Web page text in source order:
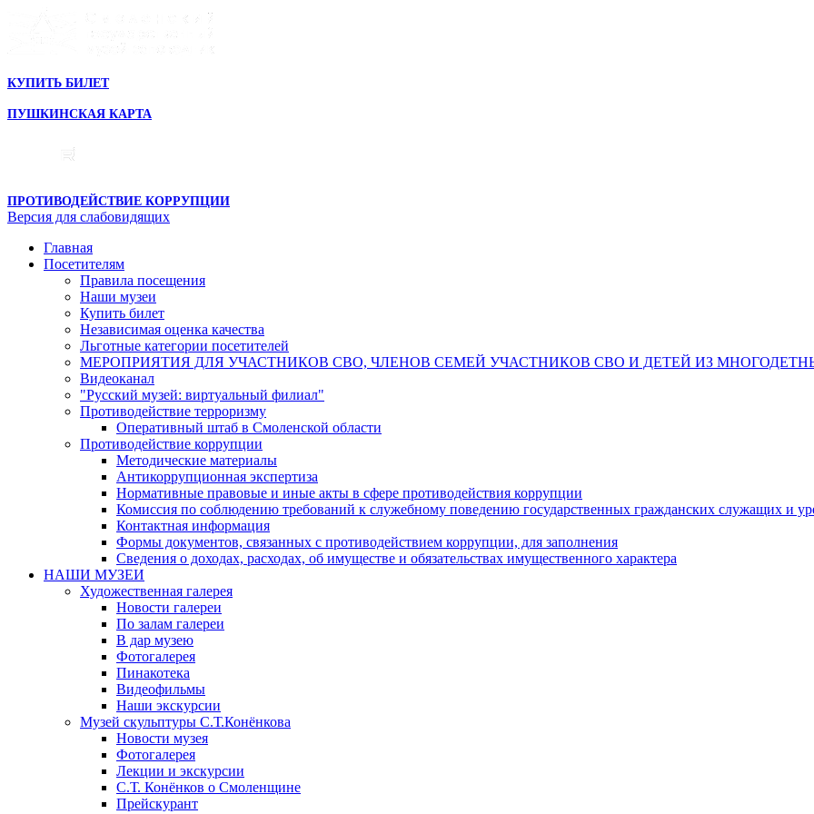
КУПИТЬ БИЛЕТ
ПУШКИНСКАЯ КАРТА
ПРОТИВОДЕЙСТВИЕ КОРРУПЦИИ
Версия для слабовидящих
Главная
Посетителям
Правила посещения
Наши музеи
Купить билет
Независимая оценка качества
Льготные категории посетителей
МЕРОПРИЯТИЯ ДЛЯ УЧАСТНИКОВ СВО, ЧЛЕНОВ СЕМЕЙ УЧАСТНИКОВ СВО И ДЕТЕЙ ИЗ
Видеоканал
"Русский музей: виртуальный филиал"
Противодействие терроризму
Оперативный штаб в Смоленской области
Противодействие коррупции
Методические материалы
Антикоррупционная экспертиза
Нормативные правовые и иные акты в сфере противодействия коррупции
Комиссия по соблюдению требований к служебному поведению государственных гражданских служащих и
Контактная информация
Формы документов, связанных с противодействием коррупции, для заполнения
Сведения о доходах, расходах, об имуществе и обязательствах имущественного характера
НАШИ МУЗЕИ
Художественная галерея
Новости галереи
По залам галереи
В дар музею
Фотогалерея
Пинакотека
Видеофильмы
Наши экскурсии
Музей скульптуры С.Т.Конёнкова
Новости музея
Фотогалерея
Лекции и экскурсии
С.Т. Конёнков о Смоленщине
Прейскурант